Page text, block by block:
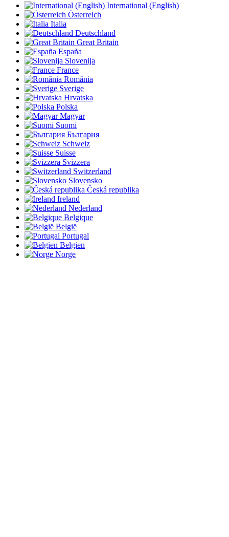
International (English)
Österreich
Italia
Deutschland
Great Britain
España
Slovenija
France
România
Sverige
Hrvatska
Polska
Magyar
Suomi
България
Schweiz
Suisse
Svizzera
Switzerland
Slovensko
Česká republika
Ireland
Nederland
Belgique
België
Portugal
Belgien
Norge